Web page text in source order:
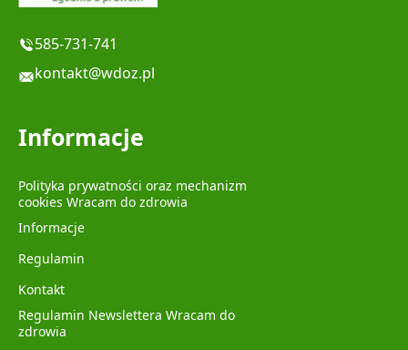
585-731-741
kontakt@wdoz.pl
Informacje
Polityka prywatności oraz mechanizm
cookies Wracam do zdrowia
Informacje
Regulamin
Kontakt
Regulamin Newslettera Wracam do
zdrowia